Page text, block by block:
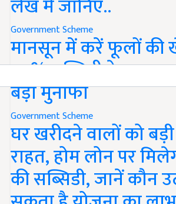
लेख में जानिए..
Government Scheme
मानसून में करें फूलों की
50% सब्सिडी के साथ
बड़ा मुनाफा
Government Scheme
घर खरीदने वालों को बड़ी
राहत, होम लोन पर
की सब्सिडी, जानें कौन